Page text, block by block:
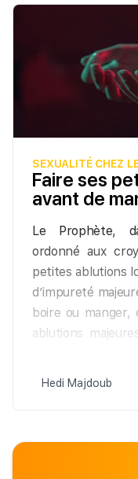
SEXUALITÉ CHEZ
Faire ses
avant de
Le Prophète,
ordonné aux
petites ablutions
d’impureté
boire ou
ablutions
qui est en état
Hedi Majdoub